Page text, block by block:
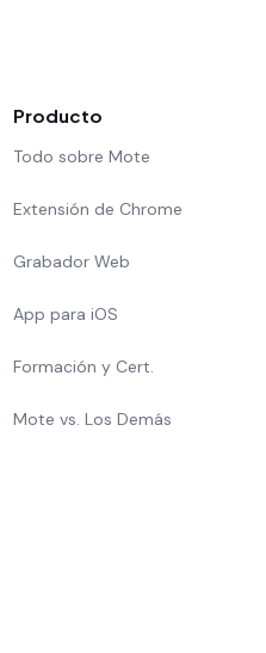
Producto
Todo sobre Mote
Extensión de Chrome
Grabador Web
App para iOS
Formación y Cert.
Mote vs. Los Demás